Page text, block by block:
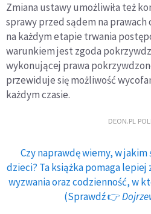
Zmiana ustawy umożliwiła też
sprawy przed sądem na prawach
na każdym etapie trwania
warunkiem jest zgoda
wykonującej prawa
przewiduje się możliwość
każdym czasie.
DEON.PL
Czy naprawdę wiemy, w
dzieci? Ta książka pomaga
wyzwania oraz codzienność, w
(Sprawdź 👉